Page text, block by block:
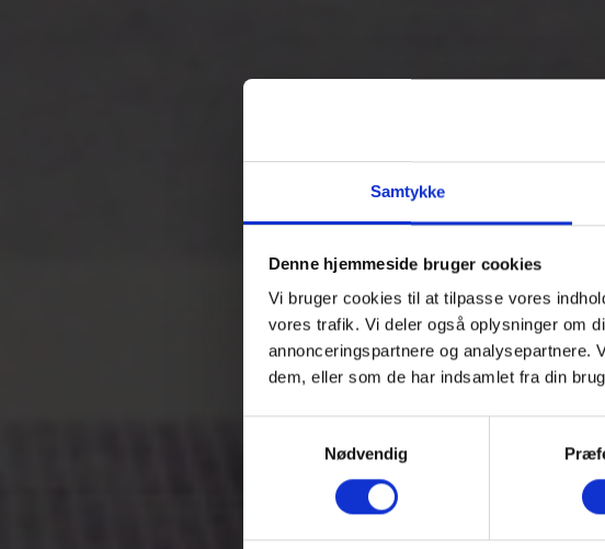
Samtykke
Denne hjemmeside bruger cookies
Vi bruger cookies til at tilpasse vores
vores trafik. Vi deler også oplysninger om
annonceringspartnere og analysepartnere.
dem, eller som de har indsamlet fra din
Nødvendig